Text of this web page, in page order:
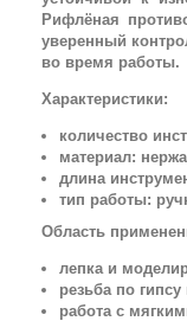
Рифлёная
уверенный
во время работы.
Характеристики:
количество
материал:
длина
тип работы:
Область
лепка и
резьба по
работа с